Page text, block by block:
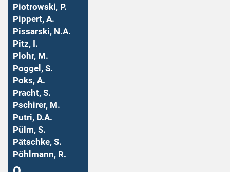
Piotrowski, P.
Pippert, A.
Pissarski, N.A.
Pitz, I.
Plohr, M.
Poggel, S.
Poks, A.
Pracht, S.
Pschirer, M.
Putri, D.A.
Pülm, S.
Pätschke, S.
Pöhlmann, R.